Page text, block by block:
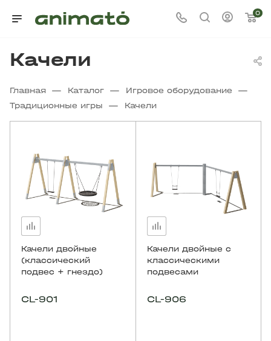
0
Качели
Главная — Каталог — Игровое оборудование —
Традиционные игры — Качели
Качели двойные
(классический
подвес + гнездо)
CL-901
Качели двойные с
классическими
подвесами
CL-906